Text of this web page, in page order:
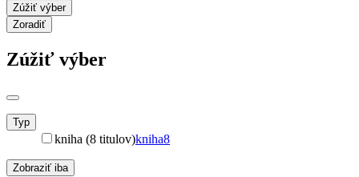
Zúžiť výber
Zoradiť
Zúžiť výber
Typ
kniha (8 titulov)kniha8
Zobraziť iba